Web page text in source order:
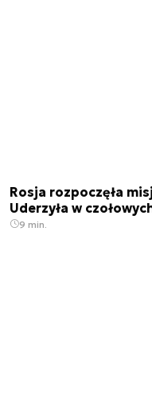
Rosja rozpoczęła
Uderzyła w
9 min.